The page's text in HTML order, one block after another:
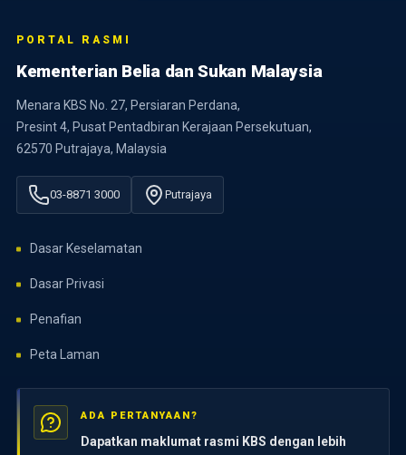
PORTAL RASMI
Kementerian Belia dan Sukan Malaysia
Menara KBS No. 27, Persiaran Perdana,
Presint 4, Pusat Pentadbiran Kerajaan Persekutuan,
62570 Putrajaya, Malaysia
03-8871 3000 Putrajaya
Dasar Keselamatan
Dasar Privasi
Penafian
Peta Laman
ADA PERTANYAAN?
Dapatkan maklumat rasmi KBS dengan lebih